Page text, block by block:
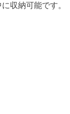
収納可能です。